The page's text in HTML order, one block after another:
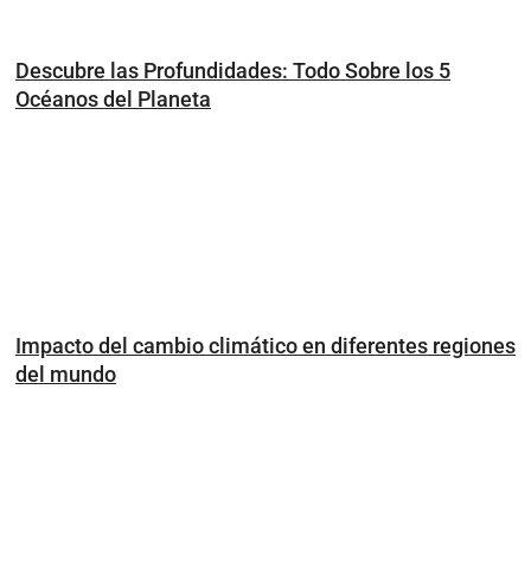
Descubre las Profundidades: Todo Sobre los 5
Océanos del Planeta
Impacto del cambio climático en diferentes regiones
del mundo